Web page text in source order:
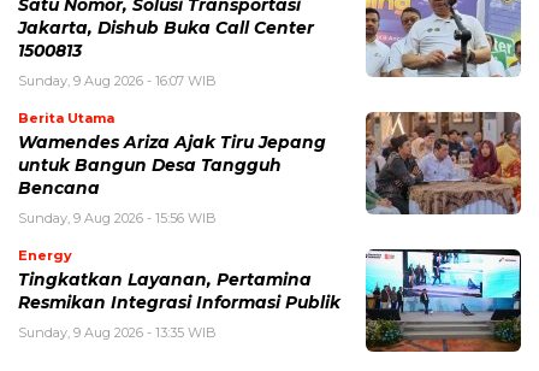
Satu Nomor, Solusi Transportasi
Jakarta, Dishub Buka Call Center
1500813
Sunday, 9 Aug 2026 - 16:07 WIB
Berita Utama
Wamendes Ariza Ajak Tiru Jepang
untuk Bangun Desa Tangguh
Bencana
Sunday, 9 Aug 2026 - 15:56 WIB
Energy
Tingkatkan Layanan, Pertamina
Resmikan Integrasi Informasi Publik
Sunday, 9 Aug 2026 - 13:35 WIB